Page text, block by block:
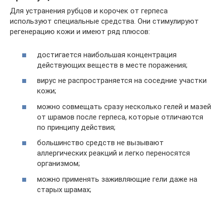
Для устранения рубцов и корочек от герпеса
используют специальные средства. Они стимулируют
регенерацию кожи и имеют ряд плюсов:
достигается наибольшая концентрация
действующих веществ в месте поражения;
вирус не распространяется на соседние участки
кожи;
можно совмещать сразу несколько гелей и мазей
от шрамов после герпеса, которые отличаются
по принципу действия;
большинство средств не вызывают
аллергических реакций и легко переносятся
организмом;
можно применять заживляющие гели даже на
старых шрамах;